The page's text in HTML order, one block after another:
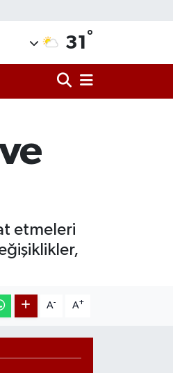
31 °
etmeleri
A- A+